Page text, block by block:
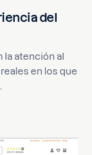
del
la atención al
en los que